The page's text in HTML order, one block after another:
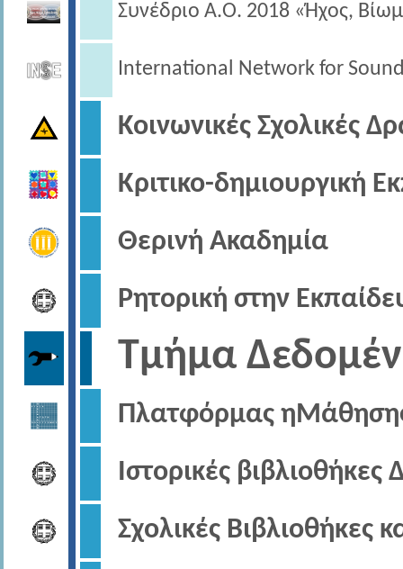
Συνέδριο Α.Ο. 2018 «Ήχος,
International Network for
Κοινωνικές Σχολικές
Κριτικο-δημιουργική
Θερινή Ακαδημία
Ρητορική στην
Τμήμα
Πλατφόρμας
Ιστορικές
Σχολικές Βιβλιοθήκες